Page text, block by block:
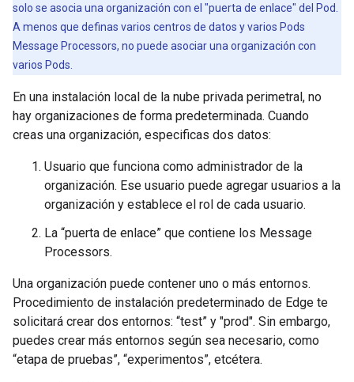
solo se asocia una organización con el "puerta de enlace" del Pod.
A menos que definas varios centros de datos y varios Pods
Message Processors, no puede asociar una organización con
varios Pods.
En una instalación local de la nube privada perimetral, no
hay organizaciones de forma predeterminada. Cuando
creas una organización, especificas dos datos:
Usuario que funciona como administrador de la
organización. Ese usuario puede agregar usuarios a la
organización y establece el rol de cada usuario.
La “puerta de enlace” que contiene los Message
Processors.
Una organización puede contener uno o más entornos.
Procedimiento de instalación predeterminado de Edge te
solicitará crear dos entornos: “test” y "prod". Sin embargo,
puedes crear más entornos según sea necesario, como
“etapa de pruebas”, “experimentos”, etcétera.